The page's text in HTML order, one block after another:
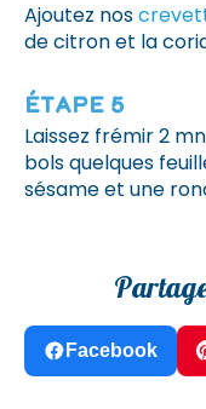
Ajoutez nos
de citron et la
Étape 5
Laissez frémir 2
bols quelques
sésame et une
Facebook